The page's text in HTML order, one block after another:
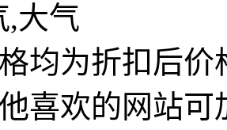
,大气
均为折扣后
喜欢的网站可